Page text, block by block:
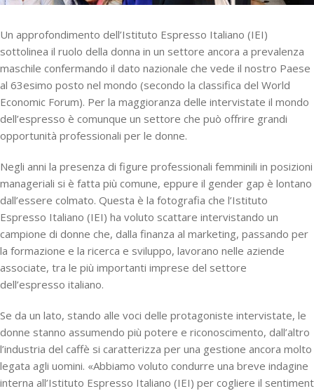
Un approfondimento dell’Istituto Espresso Italiano (IEI)
sottolinea il ruolo della donna in un settore ancora a prevalenza
maschile confermando il dato nazionale che vede il nostro Paese
al 63esimo posto nel mondo (secondo la classifica del World
Economic Forum). Per la maggioranza delle intervistate il mondo
dell’espresso è comunque un settore che può offrire grandi
opportunità professionali per le donne.
Negli anni la presenza di figure professionali femminili in posizioni
manageriali si è fatta più comune, eppure il gender gap è lontano
dall’essere colmato. Questa è la fotografia che l’Istituto
Espresso Italiano (IEI) ha voluto scattare intervistando un
campione di donne che, dalla finanza al marketing, passando per
la formazione e la ricerca e sviluppo, lavorano nelle aziende
associate, tra le più importanti imprese del settore
dell’espresso italiano.
Se da un lato, stando alle voci delle protagoniste intervistate, le
donne stanno assumendo più potere e riconoscimento, dall’altro
l’industria del caffè si caratterizza per una gestione ancora molto
legata agli uomini. «Abbiamo voluto condurre una breve indagine
interna all’Istituto Espresso Italiano (IEI) per cogliere il sentiment